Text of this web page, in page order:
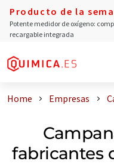
Producto de la
Potente medidor de oxígeno:
recargable integrada
Home Empresas
fabricantes